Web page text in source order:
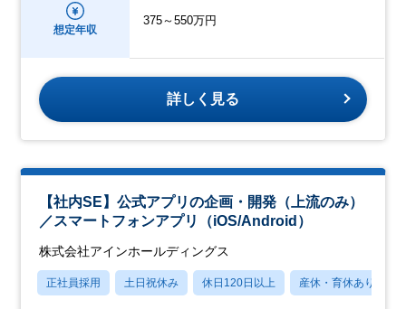
想定年収
375～550万円
詳しく見る
【社内SE】公式アプリの企画・開発（上流のみ）
／スマートフォンアプリ（iOS/Android）
株式会社アインホールディングス
正社員採用 土日祝休み 休日120日以上 産休・育休あり